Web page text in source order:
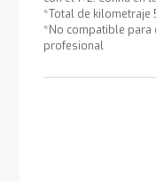
*Total de kilometraje
*No compatible para
profesional